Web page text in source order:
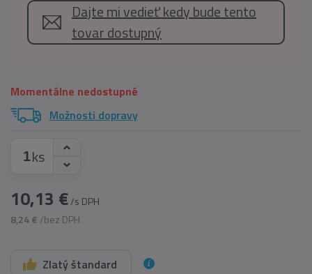
Dajte mi vedieť kedy bude tento
tovar dostupný
Momentálne nedostupné
Možnosti dopravy
ks
10,13 €/s DPH
8,24 € /bez DPH
Zlatý štandard